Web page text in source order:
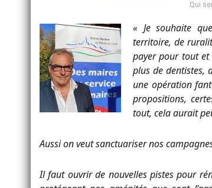
Qui
« Je souhaite
territoire, de
payer pour tout et
plus de dentistes,
une opération
propositions,
tout, cela aurait
Aussi on veut sanctuariser nos
Il faut ouvrir de nouvelles pistes pour